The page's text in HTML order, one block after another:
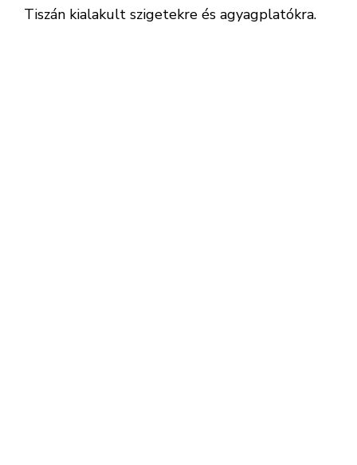
Tiszán kialakult szigetekre és agyagplatókra.